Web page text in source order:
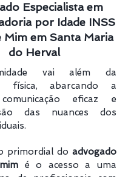
Especialista em
por Idade INSS
Mim em Santa Maria
do Herval
vai além da
física, abarcando a
eficaz e
das nuances dos
primordial do advogado
é o acesso a uma